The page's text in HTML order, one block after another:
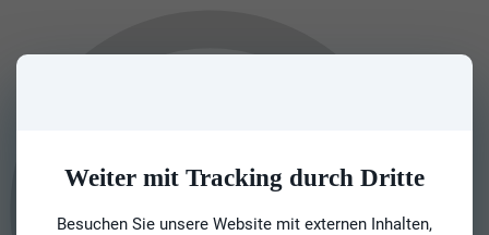
Weiter mit Tracking durch Dritte
Besuchen Sie unsere Website mit externen Inhalten,